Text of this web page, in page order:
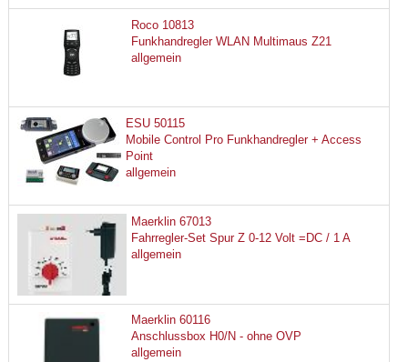
Roco 10813
Funkhandregler WLAN Multimaus Z21
allgemein
ESU 50115
Mobile Control Pro Funkhandregler + Access
Point
allgemein
Maerklin 67013
Fahrregler-Set Spur Z 0-12 Volt =DC / 1 A
allgemein
Maerklin 60116
Anschlussbox H0/N - ohne OVP
allgemein